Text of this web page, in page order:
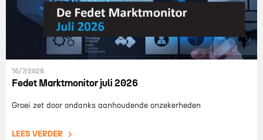
16/7/2026
Fedet Marktmonitor juli 2026
Groei zet door ondanks aanhoudende onzekerheden
LEES VERDER